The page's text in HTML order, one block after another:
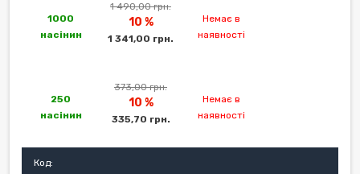
1000
насінин
1 490,00 грн.
10 %
1 341,00 грн.
Немає в
наявності
250
насінин
373,00 грн.
10 %
335,70 грн.
Немає в
наявності
Код: